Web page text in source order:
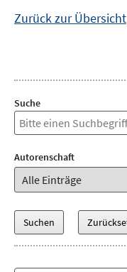
Zurück zur Übersicht
Suche
Autorenschaft